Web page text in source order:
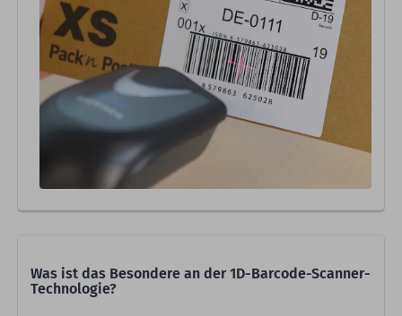
Was ist das Besondere an der 1D-Barcode-Scanner-
Technologie?